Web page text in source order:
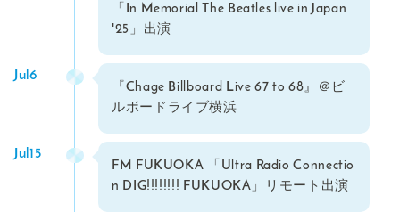
「In Memorial The Beatles live in Japan
'25」出演
『Chage Billboard Live 67 to 68』＠ビ
ルボードライブ横浜
Jul6
FM FUKUOKA 「Ultra Radio Connectio
n DIG!!!!!!!! FUKUOKA」リモート出演
Jul15